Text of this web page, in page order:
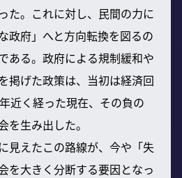
た。これに対し、民間の力に
政府」へと方向転換を図るの
ある。政府による規制緩和や
掲げた政策は、当初は経済回
近く経った現在、その負の
を生み出した。
見えたこの路線が、今や「失
を大きく分断する要因となっ